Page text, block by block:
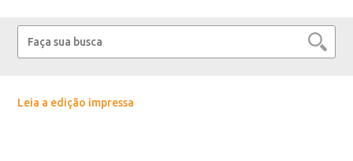
Leia a edição impressa